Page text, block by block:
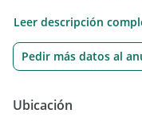
LIVING COMEDOR CON
CON PLACARES
HABITACIÓN EXTRA AL
UTILIZADA COMO
Leer descripción
Pedir más datos al
Ubicación